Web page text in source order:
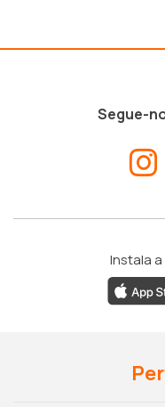
Segue-
Instala